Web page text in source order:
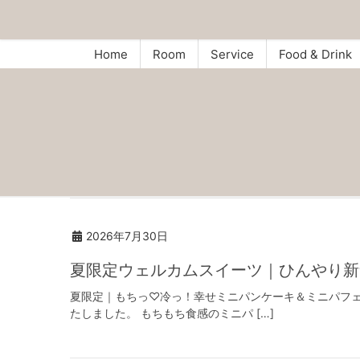
Home Room Service Food & Drink
2026年7月30日
夏限定ウェルカムスイーツ｜ひんやり
夏限定｜もちっ♡冷っ！幸せミニパンケーキ＆ミニパフ
たしました。 もちもち食感のミニパ […]